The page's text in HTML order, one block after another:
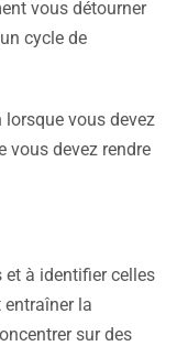
vous détourner
cycle de
lorsque vous devez
vous devez rendre
et à identifier celles
la
sur des